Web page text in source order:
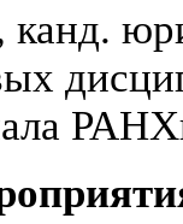
канд.